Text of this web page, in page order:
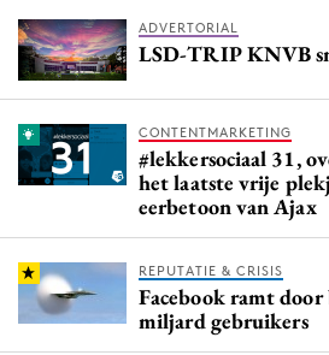
ADVERTORIAL
LSD-TRIP KNVB
CONTENTMARKETING
#lekkersociaal 31,
het laatste vrije
eerbetoon van Ajax
REPUTATIE & CRISIS
Facebook ramt
miljard gebruikers